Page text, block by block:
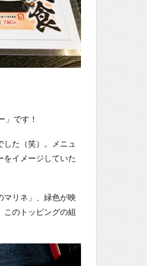
」です！
た（笑）。メニュ
をイメージしていた
マリネ」、緑色が映
このトッピングの組